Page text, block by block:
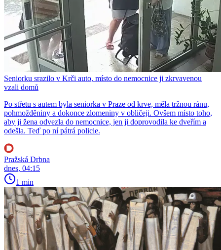
Seniorku srazilo v Krči auto, místo do nemocnice ji zkrvavenou
vzali domů
Po střetu s autem byla seniorka v Praze od krve, měla tržnou ránu,
pohmožděniny a dokonce zlomeniny v obličeji. Ovšem místo toho,
aby ji žena odvezla do nemocnice, jen ji doprovodila ke dveřím a
odešla. Teď po ní pátrá policie.
Pražská Drbna
dnes, 04:15
1 min